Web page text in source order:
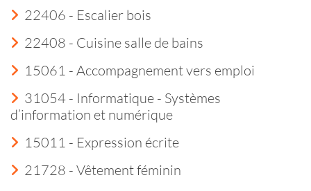
22406 - Escalier bois
22408 - Cuisine salle de bains
15061 - Accompagnement vers emploi
31054 - Informatique - Systèmes
d’information et numérique
15011 - Expression écrite
21728 - Vêtement féminin